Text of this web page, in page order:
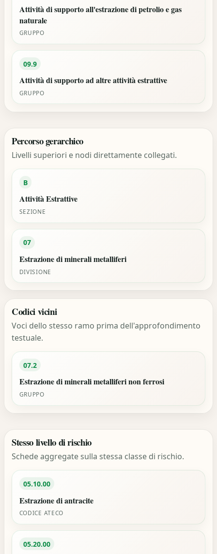
Attività di supporto all'estrazione di petrolio e gas
naturale
GRUPPO
09.9
Attività di supporto ad altre attività estrattive
GRUPPO
Percorso gerarchico
Livelli superiori e nodi direttamente collegati.
B
Attività Estrattive
SEZIONE
07
Estrazione di minerali metalliferi
DIVISIONE
Codici vicini
Voci dello stesso ramo prima dell'approfondimento
testuale.
07.2
Estrazione di minerali metalliferi non ferrosi
GRUPPO
Stesso livello di rischio
Schede aggregate sulla stessa classe di rischio.
05.10.00
Estrazione di antracite
CODICE ATECO
05.20.00